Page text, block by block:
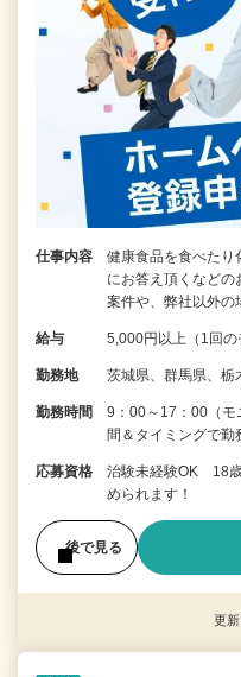
仕事内容
健康食品を食べたり
にお答え頂くなどの
案件や、弊社以外
給与 5,000円以上（1回
勤務地 茨城県、群馬県、
勤務時間
9：00～17：00（モ
間＆タイミングで
応募資格
治験未経験OK 18
められます！
後で見る
更